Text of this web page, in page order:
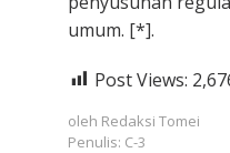
umum. [*].
Post Views:
oleh Redaksi Tomei
Penulis: C-3